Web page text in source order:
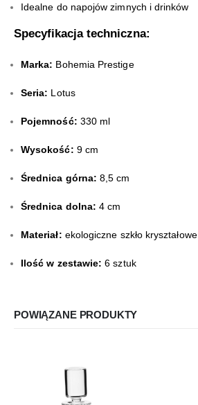
Idealne do napojów zimnych i drinków
Specyfikacja techniczna:
Marka: Bohemia Prestige
Seria: Lotus
Pojemność: 330 ml
Wysokość: 9 cm
Średnica górna: 8,5 cm
Średnica dolna: 4 cm
Materiał: ekologiczne szkło kryształowe
Ilość w zestawie: 6 sztuk
POWIĄZANE PRODUKTY